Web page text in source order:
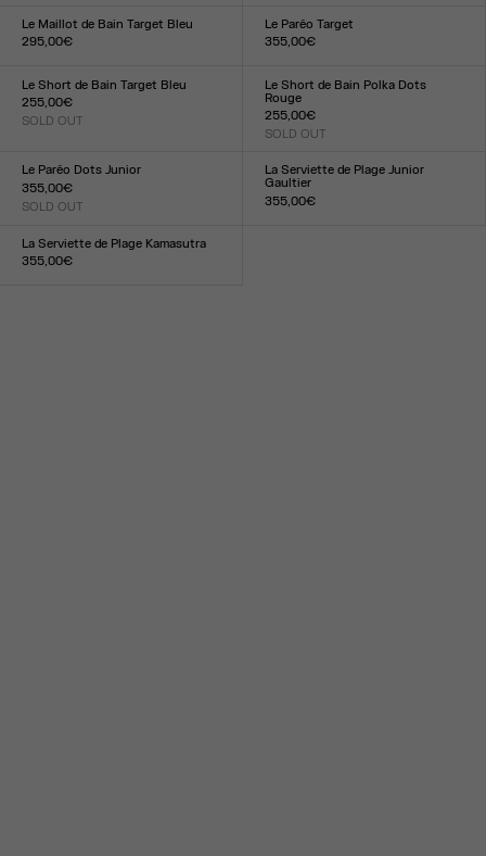
XXSXSS M L XLXXL
XXS
XS ML XXL
Le Maillot de Bain Target Bleu
295,00€
XXSXS S M XL XXL
Le Paréo Target
355,00€
TU
Le Short de Bain Target Bleu
255,00€
SOLD OUT
Le Short de Bain Polka Dots
Rouge
255,00€
SOLD OUT
XXS
S ML XL XXL
Le Paréo Dots Junior
355,00€
SOLD OUT
La Serviette de Plage Junior
Gaultier
355,00€
La Serviette de Plage Kamasutra
355,00€